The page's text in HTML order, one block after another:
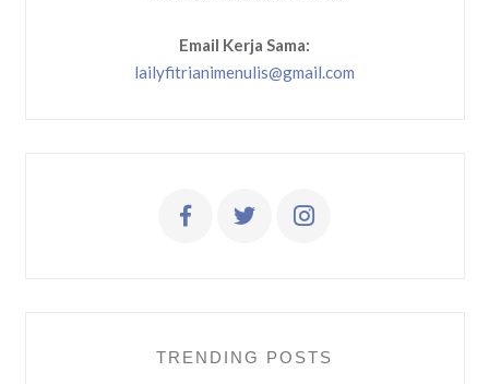
Email Kerja Sama:
lailyfitrianimenulis@gmail.com
TRENDING POSTS